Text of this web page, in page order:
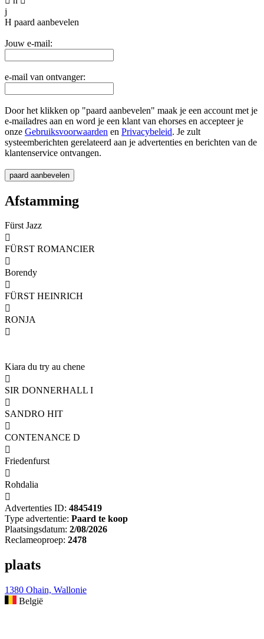
j
H paard aanbevelen
Jouw e-mail:
e-mail van ontvanger:
Door het klikken op "paard aanbevelen" maak je een account met je
e-mailadres aan en word je een klant van ehorses en accepteer je
onze Gebruiksvoorwaarden en Privacybeleid. Je zult
systeemberichten gerelateerd aan je advertenties en berichten van de
klantenservice ontvangen.
Afstamming
Fürst Jazz

FÜRST ROMANCIER

Borendy

FÜRST HEINRICH

RONJA

Kiara du try au chene

SIR DONNERHALL I

SANDRO HIT

CONTENANCE D

Friedenfurst

Rohdalia

Advertenties ID: 4845419
Type advertentie: Paard te koop
Plaatsingsdatum: 2/08/2026
Reclameoproep: 2478
plaats
1380 Ohain, Wallonie
België